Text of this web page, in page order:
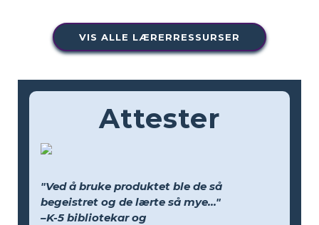
VIS ALLE LÆRERRESSURSER
Attester
"Ved å bruke produktet ble de så
begeistret og de lærte så mye..."
–K-5 bibliotekar og